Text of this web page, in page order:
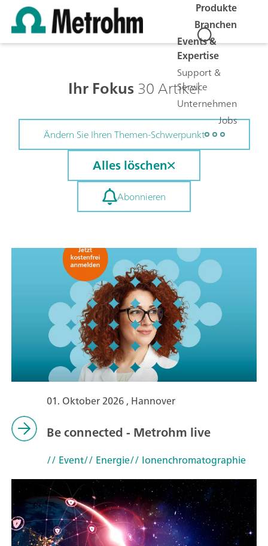
Produkte
Branchen
Events &
Expertise
Support &
Service
Unternehmen
Jobs
Ihr Fokus30 Artikel
Ändern Sie Ihren Themen-Schwerpunkt
Alles löschen
Abonnieren
01. Oktober 2026 , Hannover
Be connected - Metrohm live
// Event// Energie// Ionenchromatographie